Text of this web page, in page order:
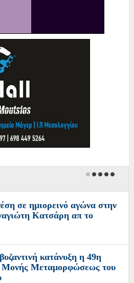
σε ημιορεινό αγώνα στην
Κατσάρη απ το
κατάνυξη η 49η
Μονής Μεταμορφώσεως του